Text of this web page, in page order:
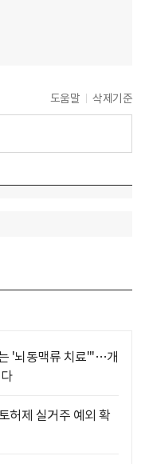
도움말 삭제기준
'뇌동맥류 치료'"…개
허제 실거주 예외 확